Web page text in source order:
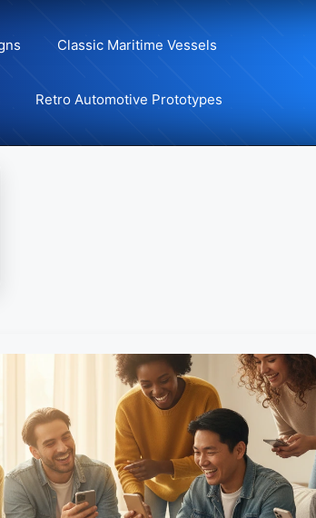
Classic Maritime Vessels
Retro Automotive Prototypes